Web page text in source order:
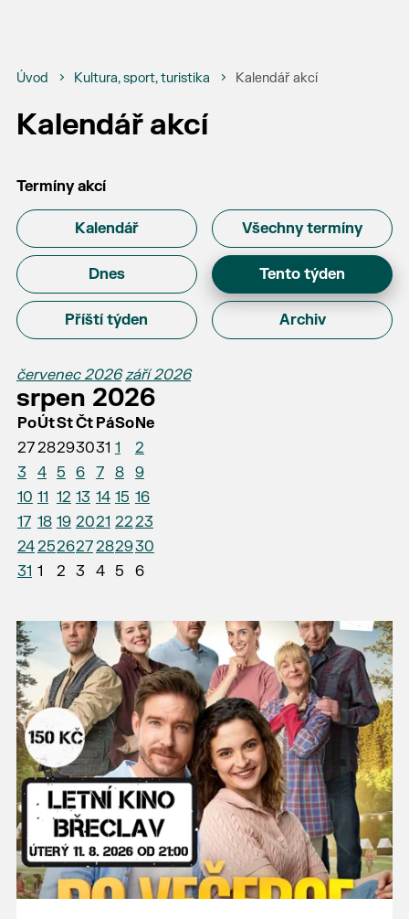
Úvod Kultura, sport, turistika Kalendář akcí
Kalendář akcí
Termíny akcí
Kalendář Všechny termíny
Dnes Tento týden
Příští týden Archiv
červenec 2026 září 2026
srpen 2026
PoÚtStČt PáSoNe
2728293031 1
2
3
4 5 6 7 8
9
10 11 12 13 14 15 16
17 18 19 2021 2223
24252627282930
31 1 2 3 4 5 6